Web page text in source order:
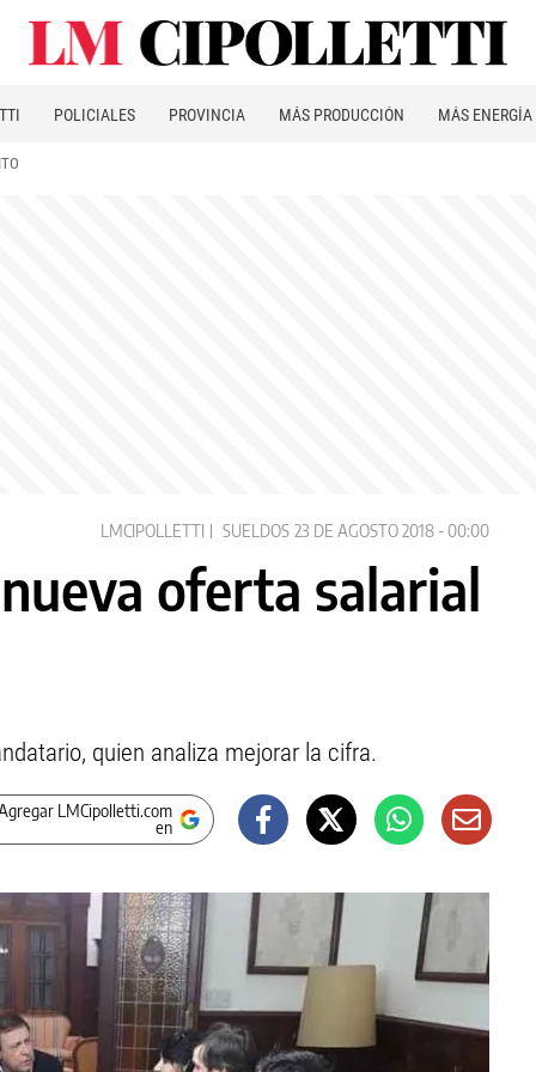
POLICIALES PROVINCIA MÁS PRODUCCIÓN MÁS ENERGÍA
LMCIPOLLETTI SUELDOS 23 DE AGOSTO 2018 - 00:00
oferta salarial
quien analiza mejorar la cifra.
LMCipolletti.com
en